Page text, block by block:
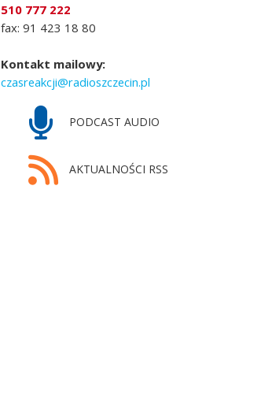
510 777 222
fax: 91 423 18 80
Kontakt mailowy:
czasreakcji@radioszczecin.pl
PODCAST AUDIO
AKTUALNOŚCI RSS